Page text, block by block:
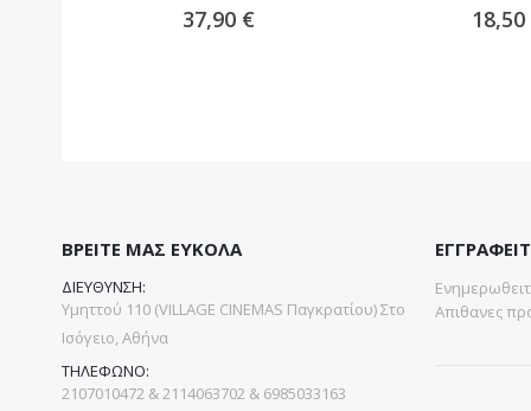
37,90 € 18,50
ΒΡΕΙΤΕ ΜΑΣ ΕΥΚΟΛΑ
ΔΙΕΥΘΥΝΣΗ:
Υμηττού 110 (VILLAGE CINEMAS Παγκρατίου) Στο
Ισόγειο, Αθήνα
ΤΗΛΕΦΩΝΟ:
2107010472 & 2114063702 & 6985033163
Απιθανες